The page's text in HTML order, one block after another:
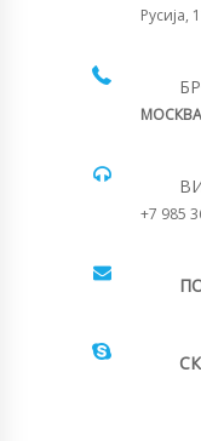
Русија,
МОСКВА
+7 985